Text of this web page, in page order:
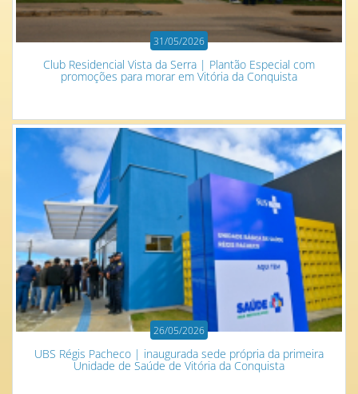
31/05/2026
Club Residencial Vista da Serra | Plantão Especial com
promoções para morar em Vitória da Conquista
26/05/2026
UBS Régis Pacheco | inaugurada sede própria da primeira
Unidade de Saúde de Vitória da Conquista